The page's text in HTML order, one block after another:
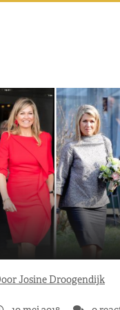
Josine Droogendijk